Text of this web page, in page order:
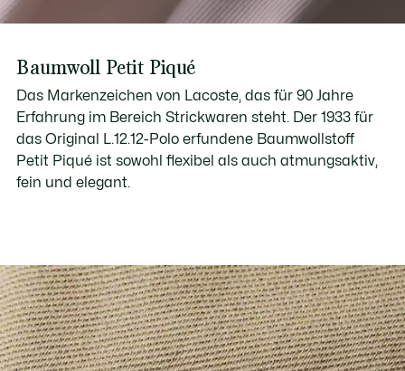
Baumwoll Petit Piqué
Das Markenzeichen von Lacoste, das für 90 Jahre
Erfahrung im Bereich Strickwaren steht. Der 1933 für
das Original L.12.12-Polo erfundene Baumwollstoff
Petit Piqué ist sowohl flexibel als auch atmungsaktiv,
fein und elegant.